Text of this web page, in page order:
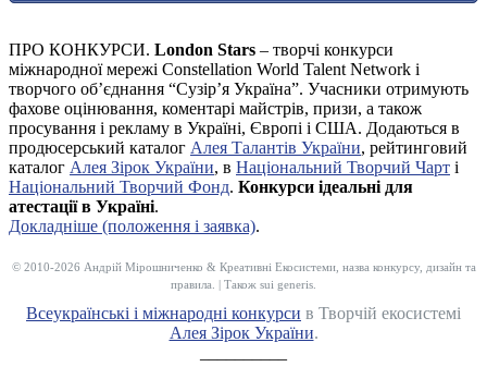
ПРО КОНКУРСИ. London Stars – творчі конкурси
міжнародної мережі Constellation World Talent Network і
творчого об’єднання “Сузір’я Україна”. Учасники отримують
фахове оцінювання, коментарі майстрів, призи, а також
просування і рекламу в Україні, Європі і США. Додаються в
продюсерський каталог Алея Талантів України, рейтинговий
каталог Алея Зірок України, в Національний Творчий Чарт і
Національний Творчий Фонд. Конкурси ідеальні для
атестації в Україні.
Докладніше (положення і заявка).
© 2010-2026 Андрій Мірошниченко & Креативні Екосистеми, назва конкурсу, дизайн та
правила. | Також sui generis.
Всеукраїнські і міжнародні конкурси в Творчій екосистемі
Алея Зірок України.